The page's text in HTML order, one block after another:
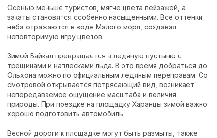
Осенью меньше туристов, мягче цвета пейзажей, а
закаты становятся особенно насыщенными. Все оттенки
неба отражаются в воде Малого моря, создавая
неповторимую игру цветов.
Зимой Байкал превращается в ледяную пустыню с
трещинами и наплесками льда. В это время добраться до
Ольхона можно по официальным ледяным переправам. Со
смотровой открывается потрясающий вид, возникает
непередаваемое ощущение масштаба и величия
природы. При поездке на площадку Харанцы зимой важно
хорошо подготовить автомобиль.
Весной дороги к площадке могут быть размыты, также